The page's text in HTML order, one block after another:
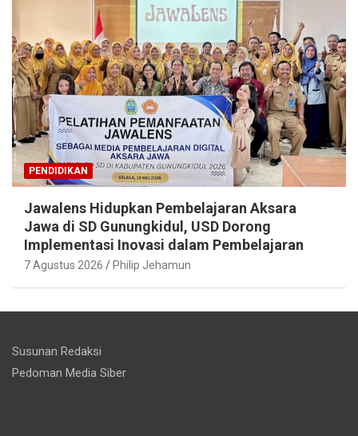
PENDIDIKAN
Jawalens Hidupkan Pembelajaran Aksara
Jawa di SD Gunungkidul, USD Dorong
Implementasi Inovasi dalam Pembelajaran
7 Agustus 2026 Philip Jehamun
Susunan Redaksi
Pedoman Media Siber